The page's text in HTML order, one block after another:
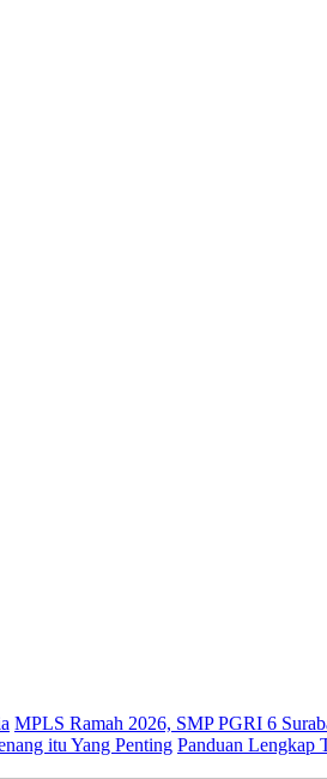
MPLS Ramah 2026, SMP PGRI 6
itu Yang Penting Panduan Lengkap